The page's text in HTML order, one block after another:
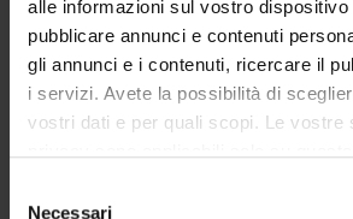
alle informazioni sul vostro dispositivo
pubblicare annunci e contenuti
gli annunci e i contenuti, ricercare il
i servizi. Avete la possibilità di
vostri dati e per quali scopi. Le vostre
modificare o revocare il proprio
Necessari
Federica Bortolotti
Full Professor
Domenico De Leo
Studioso Senior